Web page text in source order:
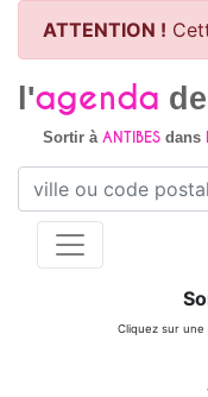
ATTENTION !
l'agenda
Sortir à ANTIBESdans
Cliquez sur